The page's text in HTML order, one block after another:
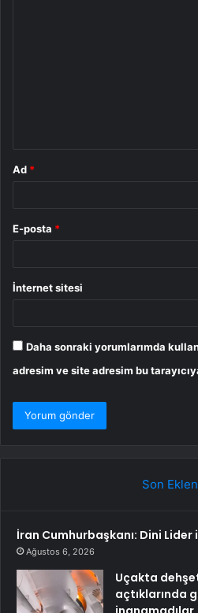
Ad *
E-posta *
İnternet sitesi
Daha sonraki yorumlarımda
adresim ve site adresim bu
Son
İran Cumhurbaşkanı: Dini
Ağustos 6, 2026
Uçakta
açtıklarında